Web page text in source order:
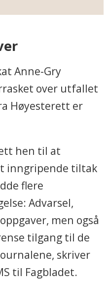
tilegne seg,
at det er
til
av slik
hjemmel i
urettmessig
Anne-Gry
over utfallet
Høyesterett er
hen til at
inngripende tiltak
flere
Advarsel,
men også
tilgang til de
skriver
til Fagbladet.